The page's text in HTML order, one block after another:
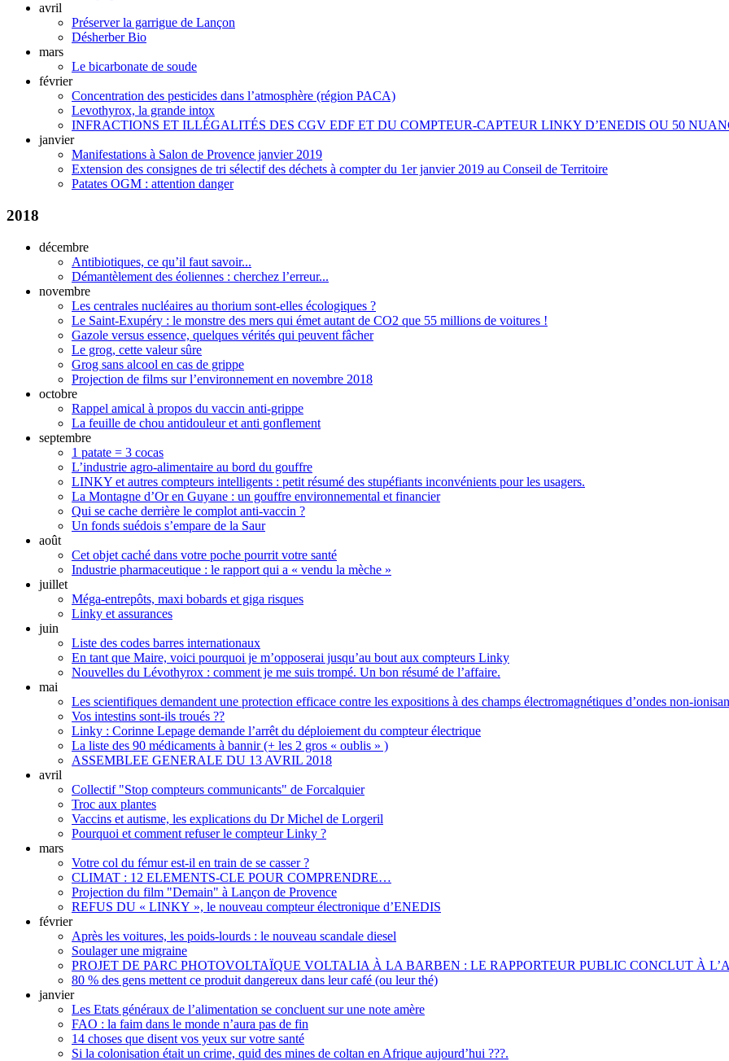
avril
Préserver la garrigue de Lançon
Désherber Bio
mars
Le bicarbonate de soude
février
Concentration des pesticides dans l’atmosphère (région PACA)
Levothyrox, la grande intox
INFRACTIONS ET ILLÉGALITÉS DES CGV EDF ET DU COMPTEUR-CAPTEUR LINKY D’ENEDIS OU 50
janvier
Manifestations à Salon de Provence janvier 2019
Extension des consignes de tri sélectif des déchets à compter du 1er janvier 2019 au Conseil de Territoire
Patates OGM : attention danger
2018
décembre
Antibiotiques, ce qu’il faut savoir...
Démantèlement des éoliennes : cherchez l’erreur...
novembre
Les centrales nucléaires au thorium sont-elles écologiques ?
Le Saint-Exupéry : le monstre des mers qui émet autant de CO2 que 55 millions de voitures !
Gazole versus essence, quelques vérités qui peuvent fâcher
Le grog, cette valeur sûre
Grog sans alcool en cas de grippe
Projection de films sur l’environnement en novembre 2018
octobre
Rappel amical à propos du vaccin anti-grippe
La feuille de chou antidouleur et anti gonflement
septembre
1 patate = 3 cocas
L’industrie agro-alimentaire au bord du gouffre
LINKY et autres compteurs intelligents : petit résumé des stupéfiants inconvénients pour les usagers.
La Montagne d’Or en Guyane : un gouffre environnemental et financier
Qui se cache derrière le complot anti-vaccin ?
Un fonds suédois s’empare de la Saur
août
Cet objet caché dans votre poche pourrit votre santé
Industrie pharmaceutique : le rapport qui a « vendu la mèche »
juillet
Méga-entrepôts, maxi bobards et giga risques
Linky et assurances
juin
Liste des codes barres internationaux
En tant que Maire, voici pourquoi je m’opposerai jusqu’au bout aux compteurs Linky
Nouvelles du Lévothyrox : comment je me suis trompé. Un bon résumé de l’affaire.
mai
Les scientifiques demandent une protection efficace contre les expositions à des champs électromagnétiques d’ondes non-
Vos intestins sont-ils troués ??
Linky : Corinne Lepage demande l’arrêt du déploiement du compteur électrique
La liste des 90 médicaments à bannir (+ les 2 gros « oublis » )
ASSEMBLEE GENERALE DU 13 AVRIL 2018
avril
Collectif "Stop compteurs communicants" de Forcalquier
Troc aux plantes
Vaccins et autisme, les explications du Dr Michel de Lorgeril
Pourquoi et comment refuser le compteur Linky ?
mars
Votre col du fémur est-il en train de se casser ?
CLIMAT : 12 ELEMENTS-CLE POUR COMPRENDRE…
Projection du film "Demain" à Lançon de Provence
REFUS DU « LINKY », le nouveau compteur électronique d’ENEDIS
février
Après les voitures, les poids-lourds : le nouveau scandale diesel
Soulager une migraine
PROJET DE PARC PHOTOVOLTAÏQUE VOLTALIA À LA BARBEN : LE RAPPORTEUR PUBLIC CONCLUT À
80 % des gens mettent ce produit dangereux dans leur café (ou leur thé)
janvier
Les Etats généraux de l’alimentation se concluent sur une note amère
FAO : la faim dans le monde n’aura pas de fin
14 choses que disent vos yeux sur votre santé
Si la colonisation était un crime, quid des mines de coltan en Afrique aujourd’hui ???.